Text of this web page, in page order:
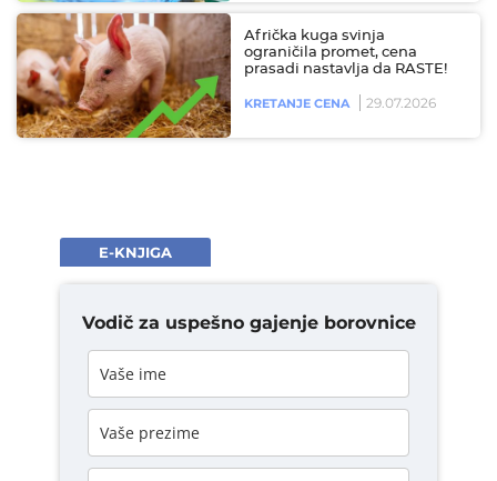
Afrička kuga svinja
ograničila promet, cena
prasadi nastavlja da RASTE!
KRETANJE CENA 29.07.2026
E-KNJIGA
Vodič za uspešno gajenje borovnice